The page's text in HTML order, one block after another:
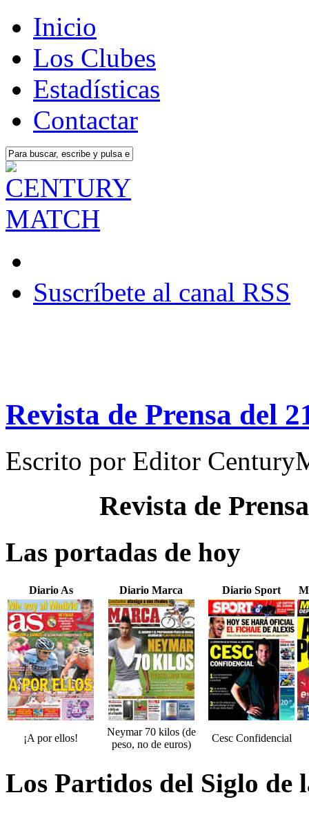
Inicio
Los Clubes
Estadísticas
Contactar
Suscríbete al canal RSS
Revista de Prensa del
Escrito por Editor
Revista de
Las portadas de hoy
Diario As Diario Marca Diario Sport
¡A por ellos!
Neymar 70 kilos (de
peso, no de euros)
Cesc Confidencial
Los Partidos del Siglo de